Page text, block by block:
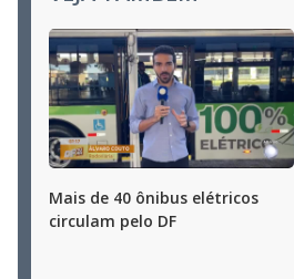
Mais de 40 ônibus elétricos
circulam pelo DF